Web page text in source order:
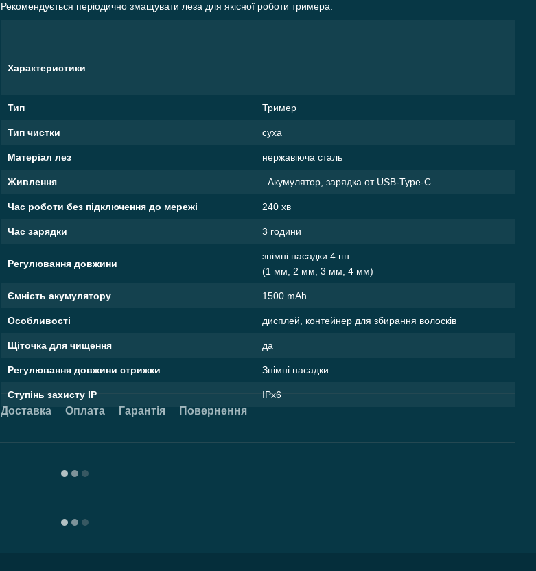
Рекомендується періодично змащувати леза для якісної роботи тримера.
Характеристики
Тип Тример
Тип чистки суха
Матеріал лез нержавіюча сталь
Живлення Акумулятор, зарядка от USB-Type-C
Час роботи без підключення до мережі 240 хв
Час зарядки 3 години
Регулювання довжини
знімні насадки 4 шт
(1 мм, 2 мм, 3 мм, 4 мм)
Ємність акумулятору 1500 mAh
Особливості дисплей, контейнер для збирання волосків
Щіточка для чищення да
Регулювання довжини стрижки Знімні насадки
Ступінь захисту IP IPx6
Доставка Оплата Гарантія Повернення